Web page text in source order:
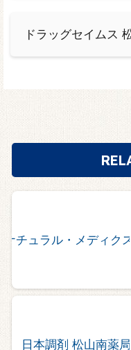
ドラッグセイムス